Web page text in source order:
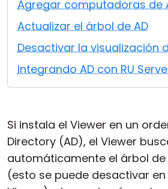
Agregar computadoras de
Actualizar el árbol de AD
Desactivar la visualización
Integrando AD con RU
Si instala el Viewer en un
Directory (AD), el Viewer
automáticamente el árbol
(esto se puede desactivar
Nube y local